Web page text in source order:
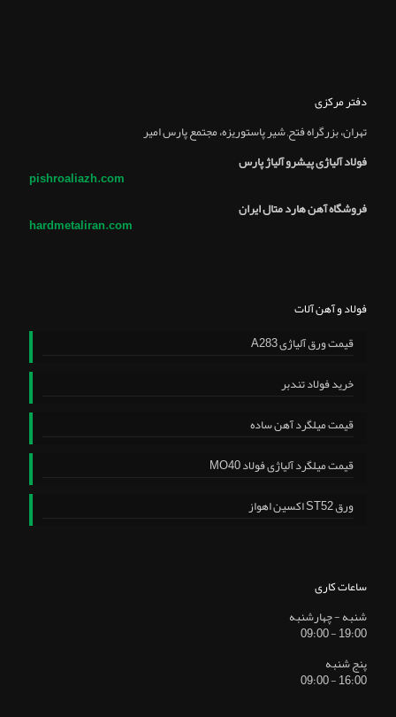
دفتر مرکزی
تهران، بزرگراه فتح, شير پاستوريزه، مجتمع پارس امير
فولاد آلیاژی پیشرو آلیاژ پارس
pishroaliazh.com
فروشگاه آهن هارد متال ایران
hardmetaliran.com
فولاد و آهن آلات
قیمت ورق آلیاژی A283
خرید فولاد تندبر
قیمت میلگرد آهن ساده
قیمت میلگرد آلیاژی فولاد MO40
ورق ST52 اکسین اهواز
ساعات کاری
شنبه - چهارشنبه
19:00 - 09:00
پنج شنبه
16:00 - 09:00